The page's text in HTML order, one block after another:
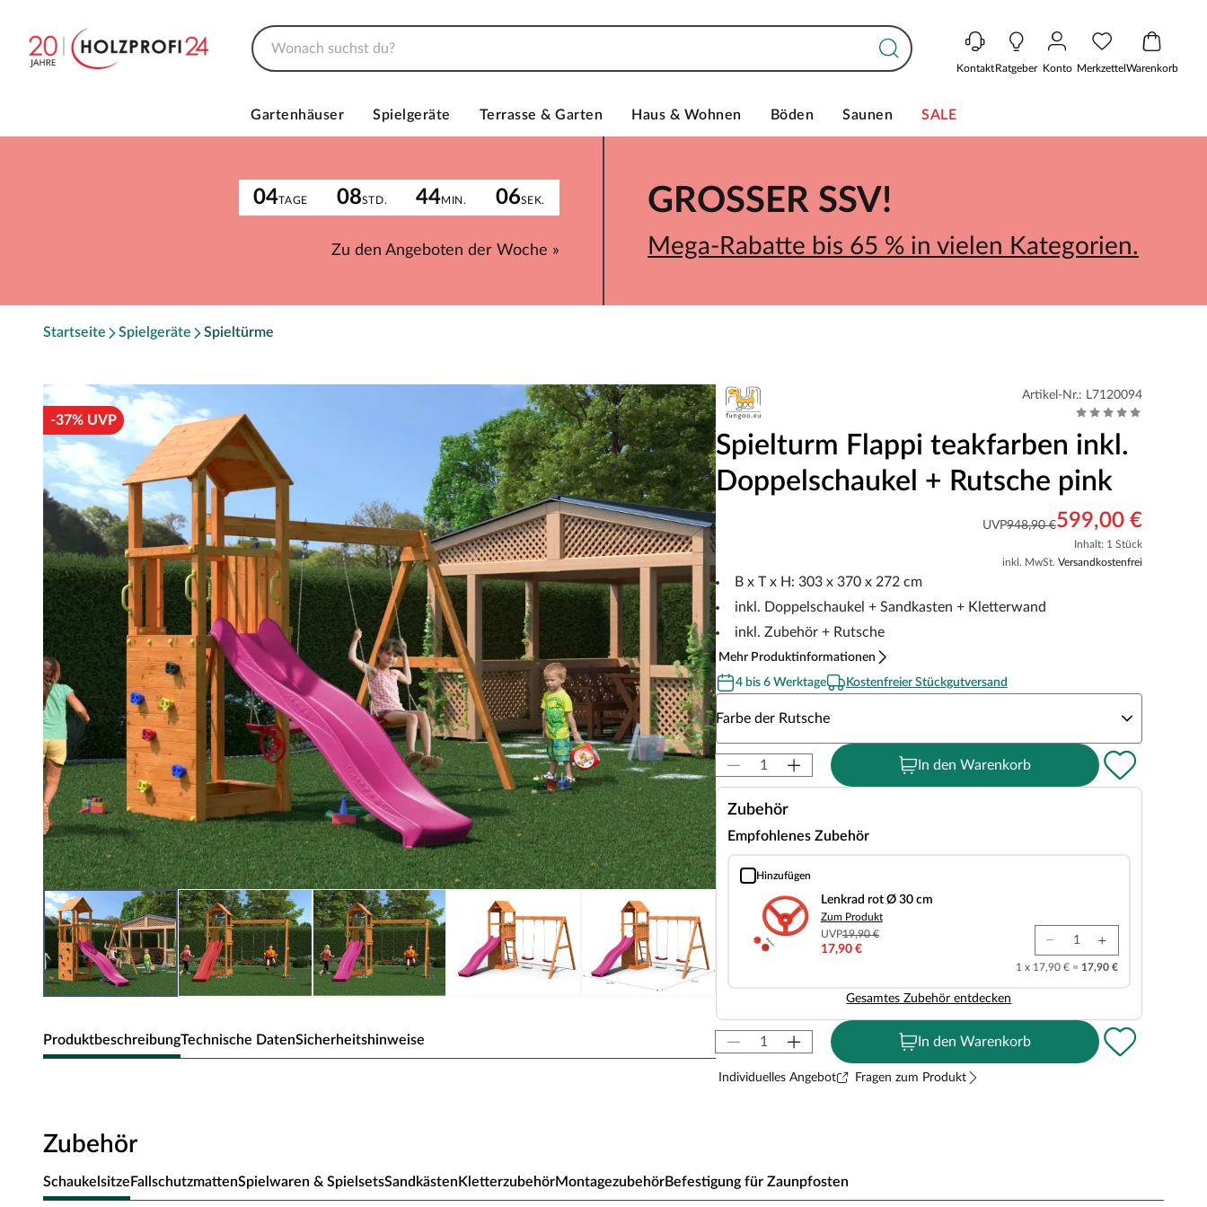
KontaktRatgeber Konto MerkzettelWarenkorb
Gartenhäuser Spielgeräte Terrasse & Garten Haus & Wohnen Böden Saunen SALE
04TAGE 08STD. 44MIN. 06SEK.
Zu den Angeboten der Woche »
GROSSER SSV!
Mega-Rabatte bis 65 % in vielen Kategorien.
Startseite Spielgeräte Spieltürme
-37% UVP
ProduktbeschreibungTechnische DatenSicherheitshinweise
Spielturm mit Rutsche, Doppelschaukel, Kletterwand und Zubehör
Dieser Spielturm mit Doppelschaukel und Sandkasten bietet Deinen Kindern einzigartige Erlebnisse. Über die Leiter
Artikel-Nr.: L7120094
Spielturm Flappi teakfarben inkl.
Doppelschaukel + Rutsche pink
UVP948,90 €599,00 €
Inhalt: 1 Stück
inkl. MwSt. Versandkostenfrei
B x T x H: 303 x 370 x 272 cm
inkl. Doppelschaukel + Sandkasten + Kletterwand
inkl. Zubehör + Rutsche
Mehr Produktinformationen
4 bis 6 Werktage
Kostenfreier Stückgutversand
Wähle eine Farbe der Rutsche
Farbe der Rutsche
In den Warenkorb
Zubehör
Empfohlenes Zubehör
Hinzufügen
Lenkrad rot Ø 30 cm
Lenkrad rot Ø 30 cm
Zum Produkt
UVP19,90 €
17,90 €
1 x 17,90 € = 17,90 €
Gesamtes Zubehör entdecken
In den Warenkorb
Individuelles Angebot Fragen zum Produkt
Zubehör
Schaukelsitze FallschutzmattenSpielwaren & SpielsetsSandkästen KletterzubehörMontagezubehörBefestigung für Zaunpfosten